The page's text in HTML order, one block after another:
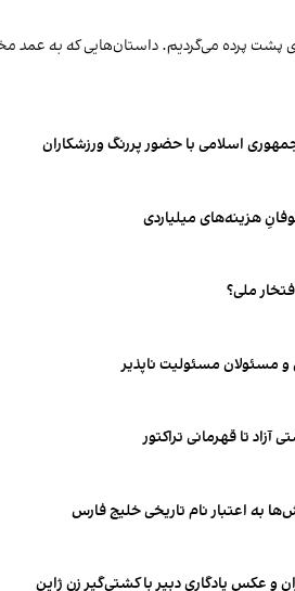
پشت پرده می‌گردیم. داستان‌هایی که به عمد
اسلامی با حضور پررنگ ورزشکاران
هزینه‌های میلیاردی
ملی؟
و مسئولان مسئولیت ناپذیر
تا قهرمانی تراکتور
به اعتبار نام تاریخی خلیج فارس
و عکس یادگاری دبیر با کشتی‌گیر زن ژاپن